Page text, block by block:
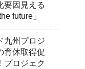
要因見える
future」
九州プロジ
育休取得促
プロジェク